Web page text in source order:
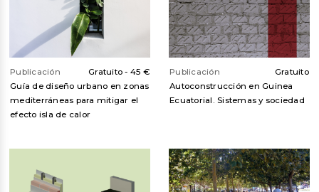
Publicación Gratuito - 45 €
Guía de diseño urbano en zonas
mediterráneas para mitigar el
efecto isla de calor
Publicación
Gratuito
Autoconstrucción en Guinea
Ecuatorial. Sistemas y sociedad